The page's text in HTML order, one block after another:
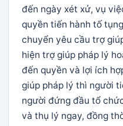
đến ngày xét xử, vụ
quyền tiến hành tố
chuyển yêu cầu trợ
hiện trợ giúp pháp lý
đến quyền và lợi ích
giúp pháp lý thì người
người đứng đầu tổ
và thụ lý ngay, đồng